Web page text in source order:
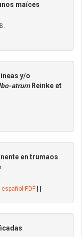
maíces
y/o
atrum Reinke et
en trumaos
PDF